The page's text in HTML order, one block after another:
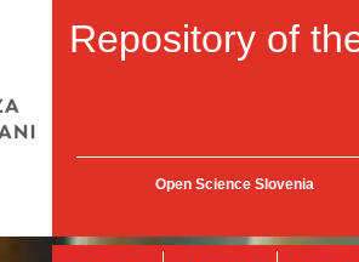
Repository of
Open Science Slovenia